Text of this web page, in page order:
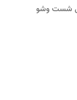
شست وشو